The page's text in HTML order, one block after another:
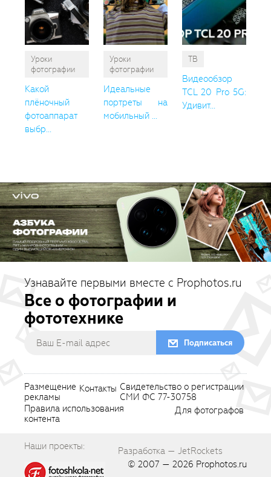
Уроки
фотографии
Какой
плёночный
фотоаппарат
выбр...
Уроки
фотографии
Идеальные
портреты на
мобильный ...
ТВ
Видеообзор
TCL 20 Pro 5G:
Удивит...
Узнавайте первыми вместе с Prophotos.ru
Все о фотографии и
фототехнике
Подписаться
Размещение
рекламы
Контакты Свидетельство о регистрации
СМИ ФС 77-30758
Правила использования
контента
Для фотографов
Наши проекты:
Разработка — JetRockets
© 2007 — 2026 Prophotos.ru